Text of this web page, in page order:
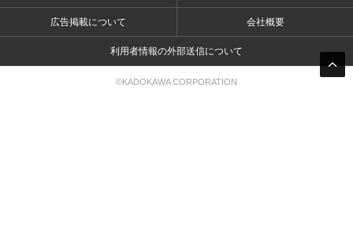
広告掲載について 会社概要
利用者情報の外部送信について
©KADOKAWA CORPORATION